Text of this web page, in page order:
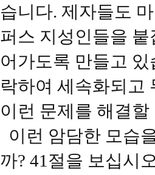
습니다. 제자들도
퍼스 지성인들을
어가도록 만들고
락하여 세속화되고
이런 문제를 해결
이런 암담한 모습
까? 41절을 보십시